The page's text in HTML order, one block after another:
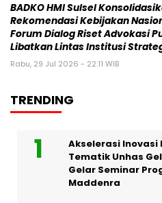
BADKO HMI Sulsel
Rekomendasi Kebijakan
Forum Dialog Riset Advokasi
Libatkan Lintas Institusi
Rabu, 29 Jul 2026 - 22:11 WIB
TRENDING
Akselerasi Inovasi
Tematik Unhas
Gelar Seminar
Maddenra